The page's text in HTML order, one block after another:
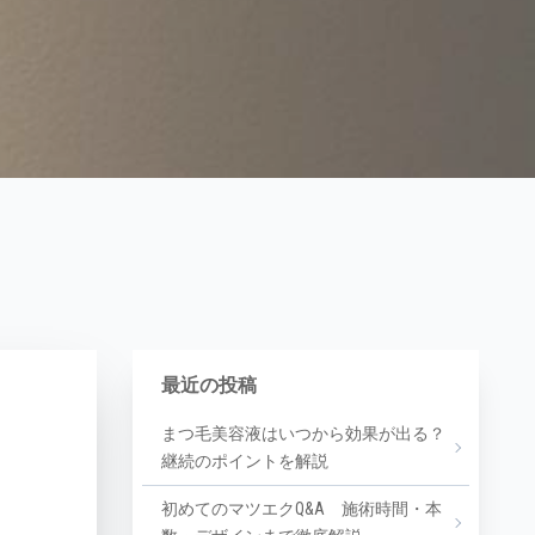
最近の投稿
まつ毛美容液はいつから効果が出る？
継続のポイントを解説
初めてのマツエクQ&A 施術時間・本